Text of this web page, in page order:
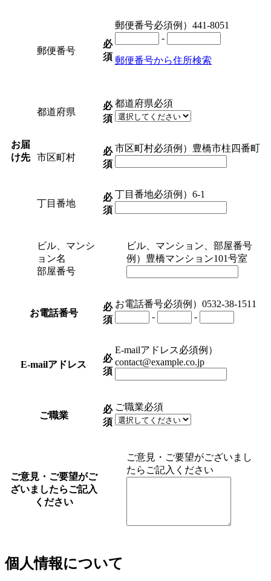
お届
け先
郵便番号
必
須
郵便番号必須例）441-8051
-
郵便番号から住所検索
都道府県
必
須
都道府県必須
市区町村
必
須
市区町村必須例）豊橋市柱四番町
丁目番地
必
須
丁目番地必須例）6-1
ビル、マンシ
ョン名
部屋番号
ビル、マンション、部屋番号
例）豊橋マンション101号室
お電話番号
必
須
お電話番号必須例）0532-38-1511
-
-
E-mailアドレス
必
須
E-mailアドレス必須例）
contact@example.co.jp
ご職業
必
須
ご職業必須
ご意見・ご要望がご
ざいましたらご記入
ください
ご意見・ご要望がございまし
たらご記入ください
個人情報について